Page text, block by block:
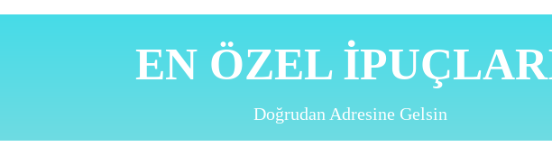
EN ÖZEL
Doğrudan Adresine Gelsin